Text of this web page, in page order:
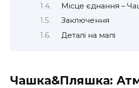
Місце єднання –
Заключення
Деталі на мапі
Чашка&Пляшка: